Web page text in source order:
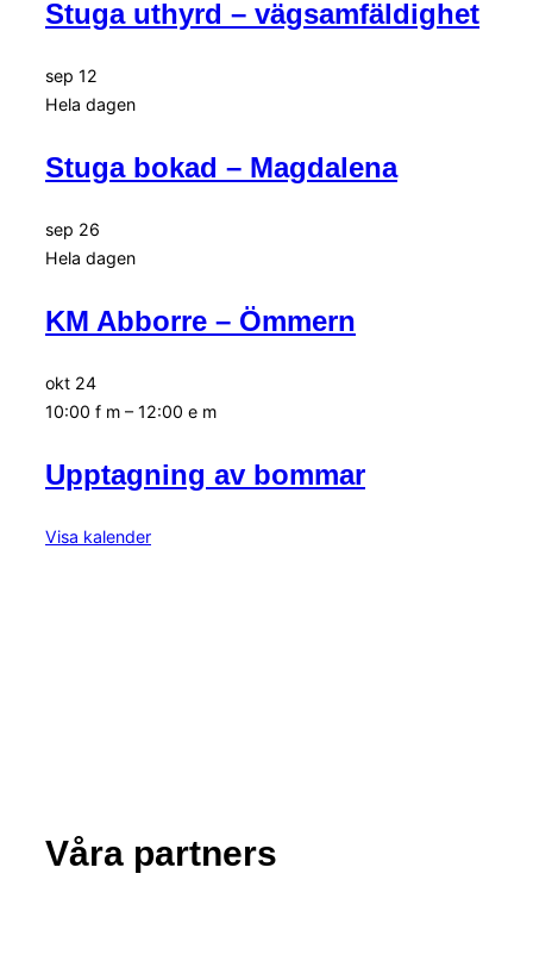
Stuga uthyrd – vägsamfäldighet
sep 12
Hela dagen
Stuga bokad – Magdalena
sep 26
Hela dagen
KM Abborre – Ömmern
okt 24
10:00 f m – 12:00 e m
Upptagning av bommar
Visa kalender
Våra partners